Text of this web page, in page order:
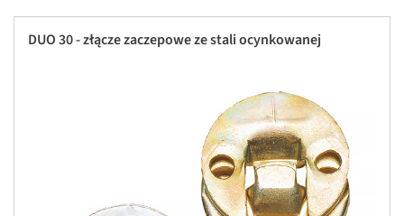
DUO 30 - złącze zaczepowe ze stali ocynkowanej